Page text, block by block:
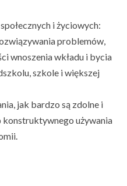
i życiowych:
problemów,
wnoszenia wkładu i bycia
szkole i większej
jak bardzo są zdolne i
konstruktywnego używania